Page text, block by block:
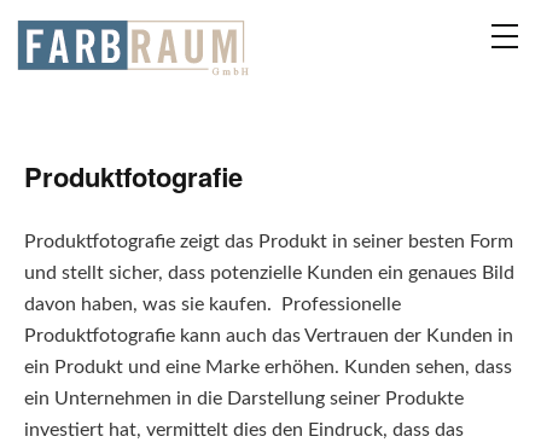
Produktfotografie
Produktfotografie zeigt das Produkt in seiner besten Form
und stellt sicher, dass potenzielle Kunden ein genaues Bild
davon haben, was sie kaufen. Professionelle
Produktfotografie kann auch das Vertrauen der Kunden in
ein Produkt und eine Marke erhöhen. Kunden sehen, dass
ein Unternehmen in die Darstellung seiner Produkte
investiert hat, vermittelt dies den Eindruck, dass das